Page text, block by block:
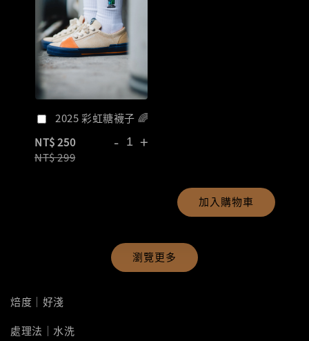
2025 彩虹糖襪子 🌈
NT$ 250
NT$ 299
- +
加入購物車
瀏覽更多
焙度｜好淺
處理法｜水洗